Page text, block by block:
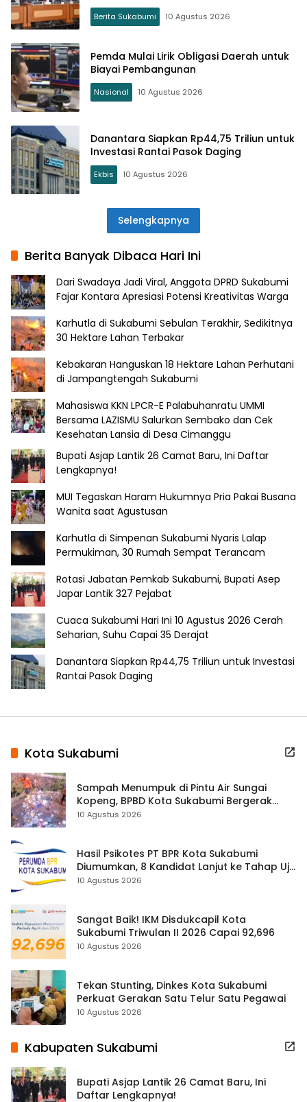
Berita Sukabumi 10 Agustus 2026
Pemda Mulai Lirik Obligasi Daerah untuk
Biayai Pembangunan
Nasional 10 Agustus 2026
Danantara Siapkan Rp44,75 Triliun untuk
Investasi Rantai Pasok Daging
Ekbis 10 Agustus 2026
Selengkapnya
Berita Banyak Dibaca Hari Ini
Dari Swadaya Jadi Viral, Anggota DPRD Sukabumi
Fajar Kontara Apresiasi Potensi Kreativitas Warga
Karhutla di Sukabumi Sebulan Terakhir, Sedikitnya
30 Hektare Lahan Terbakar
Kebakaran Hanguskan 18 Hektare Lahan Perhutani
di Jampangtengah Sukabumi
Mahasiswa KKN LPCR-E Palabuhanratu UMMI
Bersama LAZISMU Salurkan Sembako dan Cek
Kesehatan Lansia di Desa Cimanggu
Bupati Asjap Lantik 26 Camat Baru, Ini Daftar
Lengkapnya!
MUI Tegaskan Haram Hukumnya Pria Pakai Busana
Wanita saat Agustusan
Karhutla di Simpenan Sukabumi Nyaris Lalap
Permukiman, 30 Rumah Sempat Terancam
Rotasi Jabatan Pemkab Sukabumi, Bupati Asep
Japar Lantik 327 Pejabat
Cuaca Sukabumi Hari Ini 10 Agustus 2026 Cerah
Seharian, Suhu Capai 35 Derajat
Danantara Siapkan Rp44,75 Triliun untuk Investasi
Rantai Pasok Daging
Kota Sukabumi
Sampah Menumpuk di Pintu Air Sungai
Kopeng, BPBD Kota Sukabumi Bergerak
Cegah Banjir
10 Agustus 2026
Hasil Psikotes PT BPR Kota Sukabumi
Diumumkan, 8 Kandidat Lanjut ke Tahap Uji
Kelayakan
10 Agustus 2026
Sangat Baik! IKM Disdukcapil Kota
Sukabumi Triwulan II 2026 Capai 92,696
10 Agustus 2026
Tekan Stunting, Dinkes Kota Sukabumi
Perkuat Gerakan Satu Telur Satu Pegawai
10 Agustus 2026
Kabupaten Sukabumi
Bupati Asjap Lantik 26 Camat Baru, Ini
Daftar Lengkapnya!